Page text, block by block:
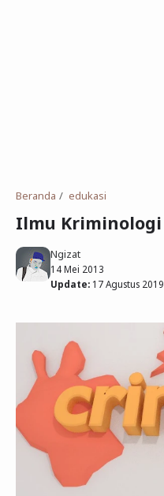
Beranda edukasi
Ilmu Kriminologi
Ngizat
14 Mei 2013
Update: 17 Agustus 2019